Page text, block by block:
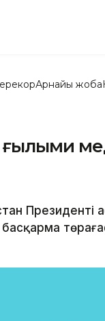
Арнайы жоба
ғылыми